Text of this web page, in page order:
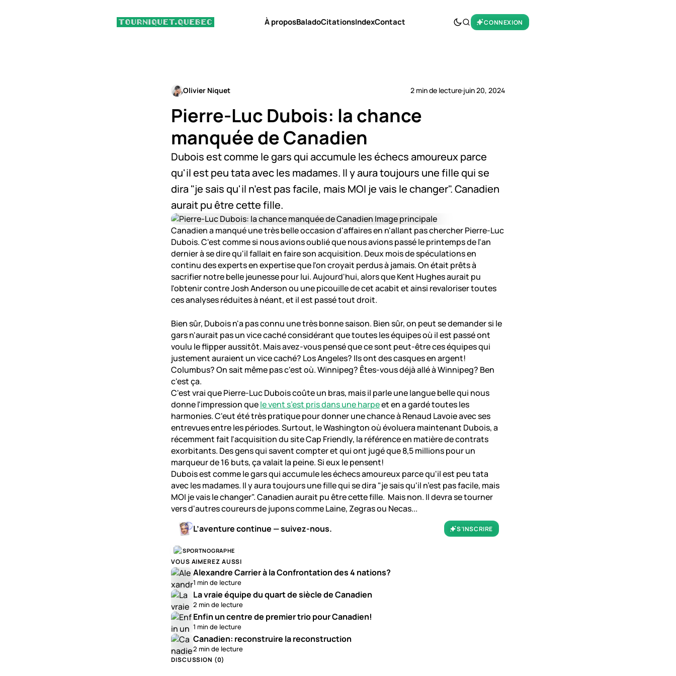
À proposBaladoCitationsIndexContact CONNEXION
Olivier Niquet 2 min de lecture·juin 20, 2024
Pierre-Luc Dubois: la chance
manquée de Canadien
Dubois est comme le gars qui accumule les échecs amoureux parce
qu'il est peu tata avec les madames. Il y aura toujours une fille qui se
dira "je sais qu'il n’est pas facile, mais MOI je vais le changer". Canadien
aurait pu être cette fille.
Canadien a manqué une très belle occasion d'affaires en n'allant pas chercher Pierre-Luc
Dubois. C'est comme si nous avions oublié que nous avions passé le printemps de l'an
dernier à se dire qu'il fallait en faire son acquisition. Deux mois de spéculations en
continu des experts en expertise que l'on croyait perdus à jamais. On était prêts à
sacrifier notre belle jeunesse pour lui. Aujourd'hui, alors que Kent Hughes aurait pu
l'obtenir contre Josh Anderson ou une picouille de cet acabit et ainsi revaloriser toutes
ces analyses réduites à néant, et il est passé tout droit.
Bien sûr, Dubois n'a pas connu une très bonne saison. Bien sûr, on peut se demander si le
gars n'aurait pas un vice caché considérant que toutes les équipes où il est passé ont
voulu le flipper aussitôt. Mais avez-vous pensé que ce sont peut-être ces équipes qui
justement auraient un vice caché? Los Angeles? Ils ont des casques en argent!
Columbus? On sait même pas c'est où. Winnipeg? Êtes-vous déjà allé à Winnipeg? Ben
c'est ça.
C'est vrai que Pierre-Luc Dubois coûte un bras, mais il parle une langue belle qui nous
donne l'impression quele vent s’est pris dans une harpeet en a gardé toutes les
harmonies. C'eut été très pratique pour donner une chance à Renaud Lavoie avec ses
entrevues entre les périodes. Surtout, le Washington où évoluera maintenant Dubois, a
récemment fait l'acquisition du site Cap Friendly, la référence en matière de contrats
exorbitants. Des gens qui savent compter et qui ont jugé que 8,5 millions pour un
marqueur de 16 buts, ça valait la peine. Si eux le pensent!
Dubois est comme le gars qui accumule les échecs amoureux parce qu'il est peu tata
avec les madames. Il y aura toujours une fille qui se dira "je sais qu'il n’est pas facile, mais
MOI je vais le changer". Canadien aurait pu être cette fille. Mais non. Il devra se tourner
vers d'autres coureurs de jupons comme Laine, Zegras ou Necas...
L’aventure continue — suivez-nous.
S’INSCRIRE
SPORTNOGRAPHE
VOUS AIMEREZ AUSSI
Alexandre Carrier à la Confrontation des 4 nations?
1 min de lecture
La vraie équipe du quart de siècle de Canadien
2 min de lecture
Enfin un centre de premier trio pour Canadien!
1 min de lecture
Canadien: reconstruire la reconstruction
2 min de lecture
DISCUSSION (0)